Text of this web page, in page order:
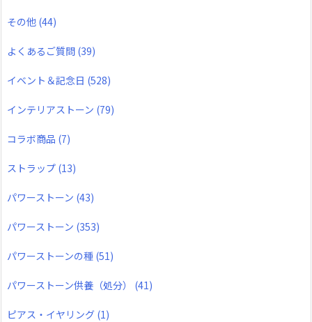
その他 (44)
よくあるご質問 (39)
イベント＆記念日 (528)
インテリアストーン (79)
コラボ商品 (7)
ストラップ (13)
パワーストーン (43)
パワーストーン (353)
パワーストーンの種 (51)
パワーストーン供養（処分） (41)
ピアス・イヤリング (1)